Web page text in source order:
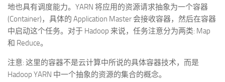
地也具有调度能力。YARN 将应用的资源请求抽象为一个容器
(Container)，具体的 Application Master 会接收容器，然后在容器
中启动这个任务。对于 Hadoop 来说，任务注意分为两类: Map
和 Reduce。
注意: 这里的容器不是云计算中所说的具体容器技术，而是
Hadoop YARN 中一个抽象的资源的集合的概念。